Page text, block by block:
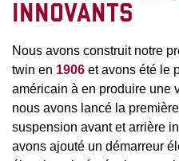
INNOVANTS
Nous avons construit notre
twin en 1906 et avons été le
américain à en produire une
nous avons lancé la
suspension avant et arrière
avons ajouté un démarreur